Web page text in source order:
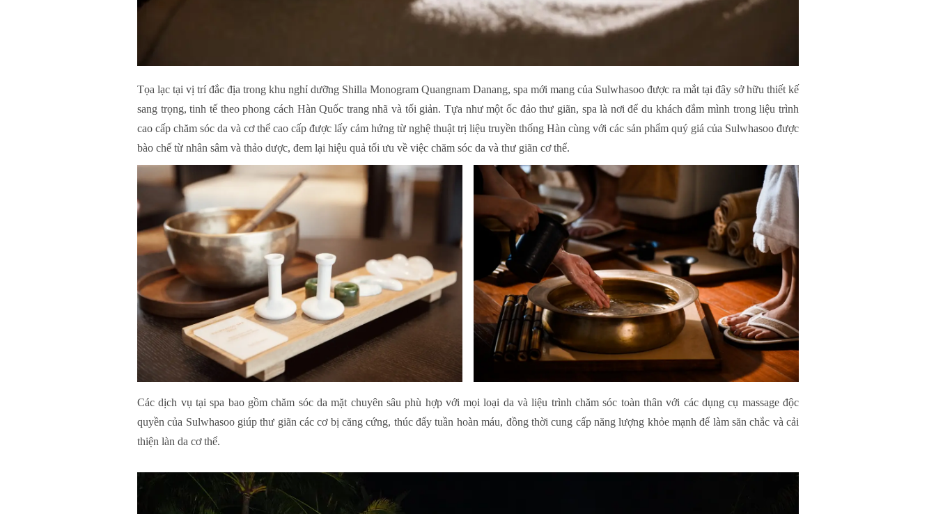
Tọa lạc tại vị trí đắc địa trong khu nghỉ dưỡng Shilla Monogram Quangnam Danang, spa mới mang của Sulwhasoo được ra mắt tại đây sở hữu thiết kế
sang trọng, tinh tế theo phong cách Hàn Quốc trang nhã và tối giản. Tựa như một ốc đảo thư giãn, spa là nơi để du khách đắm mình trong liệu trình
cao cấp chăm sóc da và cơ thể cao cấp được lấy cảm hứng từ nghệ thuật trị liệu truyền thống Hàn cùng với các sản phẩm quý giá của Sulwhasoo được
bào chế từ nhân sâm và thảo dược, đem lại hiệu quả tối ưu về việc chăm sóc da và thư giãn cơ thể.
Các dịch vụ tại spa bao gồm chăm sóc da mặt chuyên sâu phù hợp với mọi loại da và liệu trình chăm sóc toàn thân với các dụng cụ massage độc
quyền của Sulwhasoo giúp thư giãn các cơ bị căng cứng, thúc đẩy tuần hoàn máu, đồng thời cung cấp năng lượng khỏe mạnh để làm săn chắc và cải
thiện làn da cơ thể.